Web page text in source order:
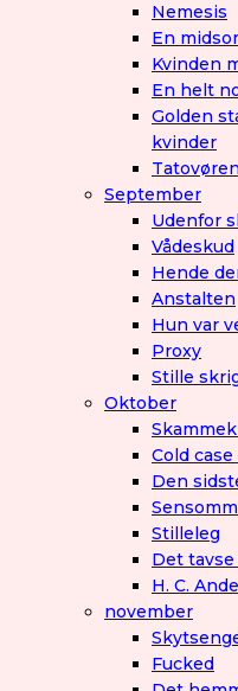
Nemesis
En
Kvinden
En helt
Golden
kvinder
September
Udenfor
Vådeskud
Hende
Anstalten
Hun var
Proxy
Stille
Oktober
Cold
Den
Stilleleg
Det
H. C.
november
Fucked